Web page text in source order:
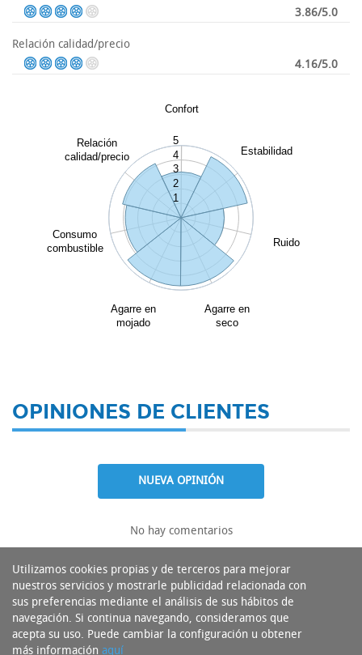
3.86/5.0
Relación calidad/precio
4.16/5.0
Confort
Estabilidad
Ruido
Agarre en
seco
Agarre en
mojado
Consumo
combustible
Relación
calidad/precio
1
2
3
4
5
OPINIONES DE CLIENTES
NUEVA OPINIÓN
No hay comentarios
Utilizamos cookies propias y de terceros para mejorar
nuestros servicios y mostrarle publicidad relacionada con
sus preferencias mediante el análisis de sus hábitos de
navegación. Si continua navegando, consideramos que
acepta su uso. Puede cambiar la configuración u obtener
más información aquí